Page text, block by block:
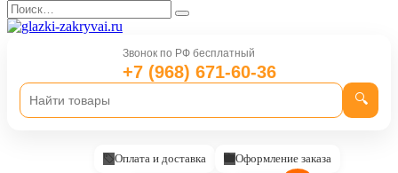
Перейти
к
содержанию
Search
for:
Звонок по РФ бесплатный
+7 (968) 671-60-36
🔍
Оплата и доставка Оформление заказа